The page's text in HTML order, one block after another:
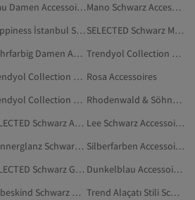
Blau Damen Accessoires
Mano Schwarz Accessoires
Happiness İstanbul Schwarz Accessoires
SELECTED Schwarz Mützen
Mehrfarbig Damen Accessoires
Trendyol Collection Mehrfarbig Accessoires
Trendyol Collection Damen Accessoires Rosa Accessoires
Trendyol Collection Blau Accessoires
Rhodenwald & Söhne Schwarz Accessoires
SELECTED Schwarz Anzüge
Lee Schwarz Accessoires
Männerglanz Schwarz Accessoires
Silberfarben Accessoires
SELECTED Schwarz Gürtel Und Hosenträger
Dunkelblau Accessoires
Liebeskind Schwarz Accessoires
Trend Alaçatı Stili Schwarz Accessoires